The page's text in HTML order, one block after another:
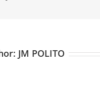
JM POLITO